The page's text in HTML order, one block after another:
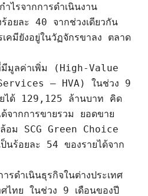
ไรจากการดำเนินงาน
ยละ 40 จากช่วงเดียวกัน
คมียังอยู่ในวัฏจักรขาลง ตลาด
มีมูลค่าเพิ่ม (High-Value
– HVA) ในช่วง 9
ได้ 129,125 ล้านบาท คิด
จากการขายรวม ยอดขาย
ล้อม SCG Green Choice
ร้อยละ 54 ของรายได้จาก
รดำเนินธุรกิจในต่างประเทศ
ศไทย ในช่วง 9 เดือนของปี